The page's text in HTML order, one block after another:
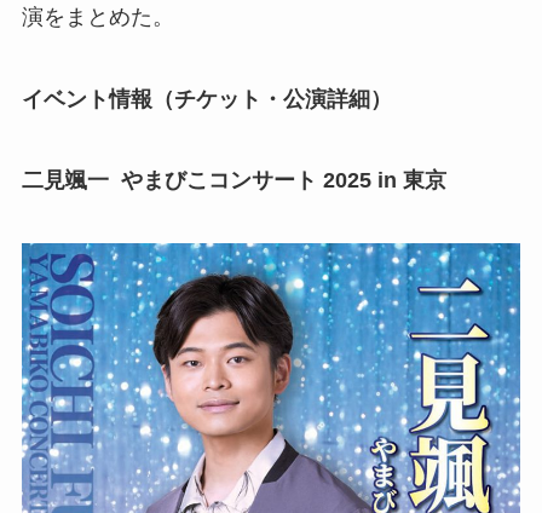
演をまとめた。
イベント情報（チケット・公演詳細）
二見颯一 やまびこコンサート 2025 in 東京